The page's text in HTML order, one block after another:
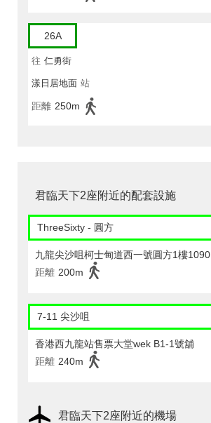
26A
往 仁勇街
漾日居地面 站
距離 250m
君臨天下2座附近的配套設施
ThreeSixty - 圓方
九龍尖沙咀柯士甸道西一號圓方1樓1090
距離 200m
7-11 尖沙咀
香港西九龍站售票大堂wek B1-1號舖
距離 240m
君臨天下2座附近的機場